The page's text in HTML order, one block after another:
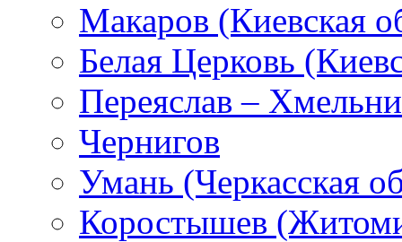
Макаров (Киевская
Белая Церковь
Переяслав –
Чернигов
Умань (Черкасская
Коростышев